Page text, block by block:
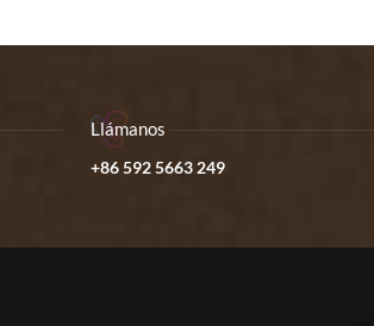
Llámanos
+86 592 5663 249